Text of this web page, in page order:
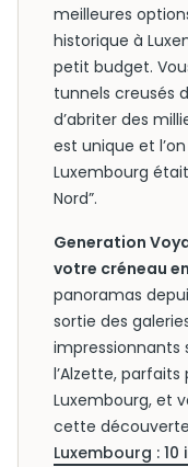
meilleures
historique à
petit budget.
tunnels creusés
d’abriter des
est unique et
Luxembourg
Nord”.
Generation
votre créneau
panoramas
sortie des
impressionnants
l’Alzette,
Luxembourg, et
cette
Luxembourg :